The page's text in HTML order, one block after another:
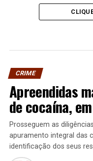
CRIME
Apreendidas
de cocaína,
Prosseguem as
apuramento integral das
identificação dos seus